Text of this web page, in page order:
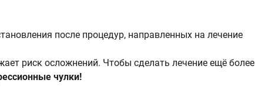
после процедур, направленных на лечение
риск осложнений. Чтобы сделать лечение ещё более
чулки!